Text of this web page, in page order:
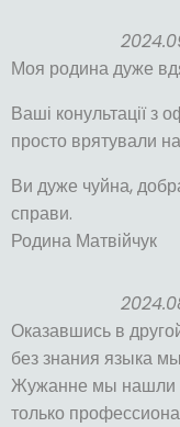
Моя родина дуже
Ваші конультації з
просто врятували
Ви дуже чуйна,
справи.
Родина Матвійчук
Оказавшись в
без знания языка
Жужанне мы нашли
только